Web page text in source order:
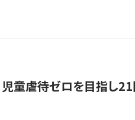
児童虐待ゼロを目指し21